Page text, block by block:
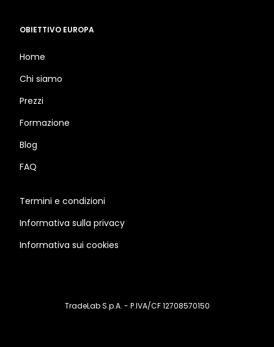
OBIETTIVO EUROPA
Home
Chi siamo
Prezzi
Formazione
Blog
FAQ
Termini e condizioni
Informativa sulla privacy
Informativa sui cookies
TradeLab S.p.A. - P.IVA/CF 12708570150